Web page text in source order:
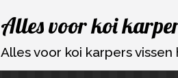
Ga
naar
de
Alles voor koi
Alles voor koi karpers